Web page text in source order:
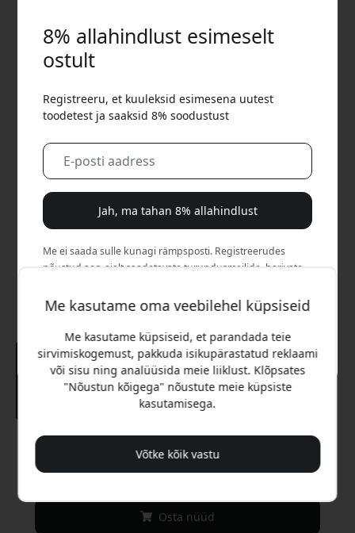
Soovitatav hind
29.99 EUR
Osta nüüd
Me kasutame oma veebilehel küpsiseid
Me kasutame küpsiseid, et parandada teie
sirvimiskogemust, pakkuda isikupärastatud reklaami
või sisu ning analüüsida meie liiklust. Klõpsates
"Nõustun kõigega" nõustute meie küpsiste
kasutamisega.
Võtke kõik vastu
8% allahindlust esimeselt
ostult
Registreeru, et kuuleksid esimesena uutest
toodetest ja saaksid 8% soodustust
Jah, ma tahan 8% allahindlust
Me ei saada sulle kunagi rämpsposti. Registreerudes
nõustud aeg-ajalt saadetavate turundusmeilide, harivate
Kasuta seda koodi kassas, et saada 8%
allahindlust.